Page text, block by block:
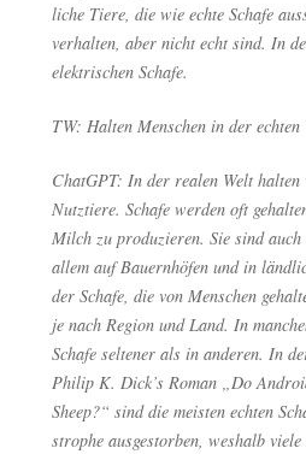
li­che Tie­re, die wie ech­te Scha­fe
ver­hal­ten, aber nicht echt sind. In
elek­tri­schen Schafe.
TW: Hal­ten Men­schen in der ech­ten
ChatGPT: In der rea­len Welt hal­ten
Nutz­tie­re. Scha­fe wer­den oft
Milch zu pro­du­zie­ren. Sie sind
allem auf Bau­ern­hö­fen und in
der Scha­fe, die von Men­schen
je nach Regi­on und Land. In
Scha­fe sel­te­ner als in ande­ren. In
Phil­ip K. Dick’s Roman „Do
Sheep?“ sind die meis­ten ech­ten
stro­phe aus­ge­stor­ben, wes­halb vie­le